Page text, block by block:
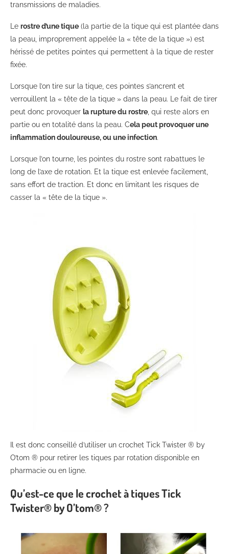
transmissions de maladies.
Le rostre d’une tique (la partie de la tique qui est plantée dans
la peau, improprement appelée la « tête de la tique ») est
hérissé de petites pointes qui permettent à la tique de rester
fixée.
Lorsque l’on tire sur la tique, ces pointes s’ancrent et
verrouillent la « tête de la tique » dans la peau. Le fait de tirer
peut donc provoquer la rupture du rostre, qui reste alors en
partie ou en totalité dans la peau. Cela peut provoquer une
inflammation douloureuse, ou une infection.
Lorsque l’on tourne, les pointes du rostre sont rabattues le
long de l’axe de rotation. Et la tique est enlevée facilement,
sans effort de traction. Et donc en limitant les risques de
casser la « tête de la tique ».
Il est donc conseillé d’utiliser un crochet Tick Twister ® by
O’tom ® pour retirer les tiques par rotation disponible en
pharmacie ou en ligne.
Qu’est-ce que le crochet à tiques Tick
Twister® by O’tom® ?